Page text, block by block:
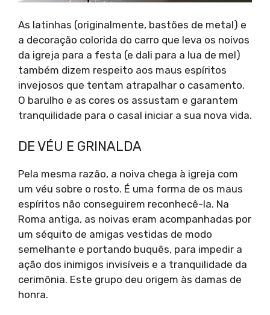
As latinhas (originalmente, bastões de metal) e
a decoração colorida do carro que leva os noivos
da igreja para a festa (e dali para a lua de mel)
também dizem respeito aos maus espíritos
invejosos que tentam atrapalhar o casamento.
O barulho e as cores os assustam e garantem
tranquilidade para o casal iniciar a sua nova vida.
DE VÉU E GRINALDA
Pela mesma razão, a noiva chega à igreja com
um véu sobre o rosto. É uma forma de os maus
espíritos não conseguirem reconhecê-la. Na
Roma antiga, as noivas eram acompanhadas por
um séquito de amigas vestidas de modo
semelhante e portando buquês, para impedir a
ação dos inimigos invisíveis e a tranquilidade da
cerimônia. Este grupo deu origem às damas de
honra.